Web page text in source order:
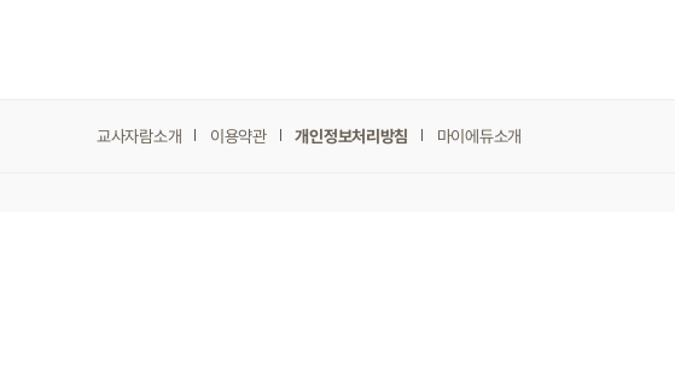
교사자람소개 이용약관 개인정보처리방침 마이에듀소개